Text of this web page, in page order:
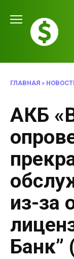
содержанию
ГЛАВНАЯ »
АКБ
из-за